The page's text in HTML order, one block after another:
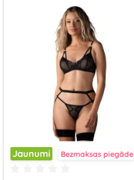
Jaunumi Bezmaksas piegāde